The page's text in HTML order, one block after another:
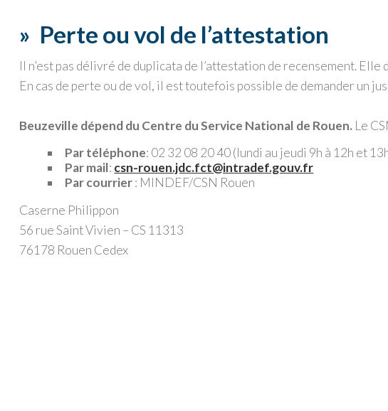
» Perte ou vol de l’attestation
Il n’est pas délivré de duplicata de l’attestation de recensement.
En cas de perte ou de vol, il est toutefois possible de demander un
Beuzeville dépend du Centre du Service National de Rouen. Le
Par téléphone: 02 32 08 20 40 (lundi au jeudi 9h à 12h et
Par mail: csn-rouen.jdc.fct@intradef.gouv.fr
Par courrier: MINDEF/CSN Rouen
Caserne Philippon
56 rue Saint Vivien – CS 11313
76178 Rouen Cedex